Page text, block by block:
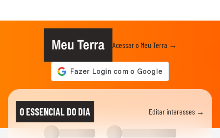
Meu Terra Acessar o Meu Terra →
O ESSENCIAL DO DIA Editar interesses →